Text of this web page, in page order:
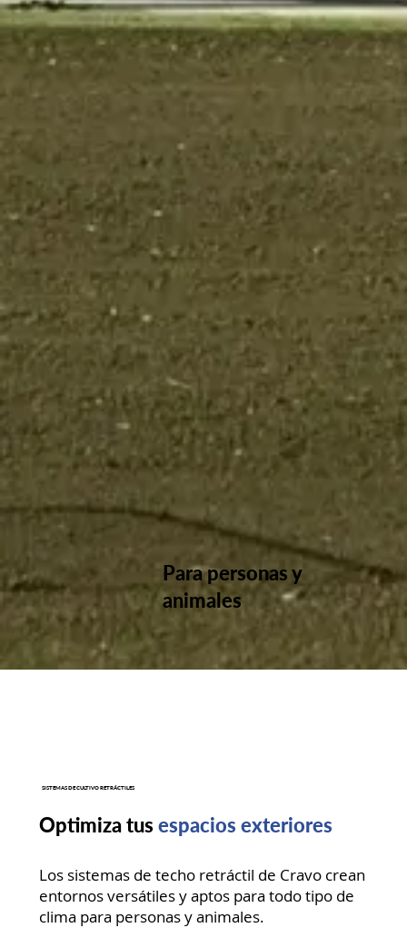
Para personas y
animales
SISTEMAS DE CULTIVO RETRÁCTILES
Optimiza tusespacios exteriores
Los sistemas de techo retráctil de Cravo crean
entornos versátiles y aptos para todo tipo de
clima para personas y animales.